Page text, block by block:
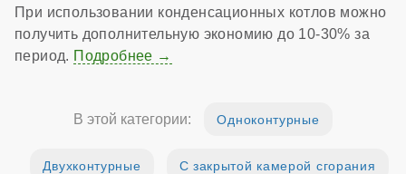
При использовании конденсационных котлов можно
получить дополнительную экономию до 10-30% за
период. Подробнее
В этой категории: Одноконтурные
Двухконтурные С закрытой камерой сгорания